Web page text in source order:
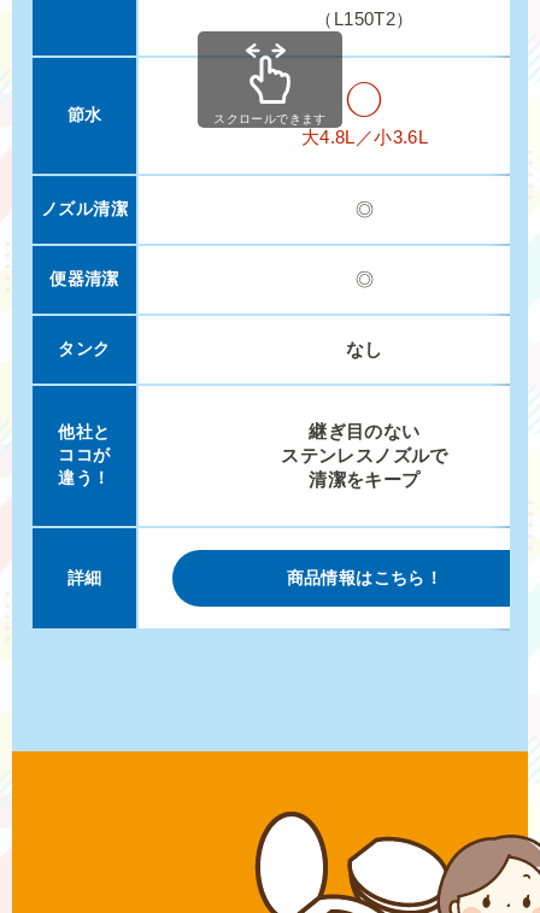
（L150T2）
節水 ◯
大4.8L／小3.6L
ノズル清潔 ◎
便器清潔 ◎
タンク なし
他社と
ココが
違う！
継ぎ目のない
ステンレスノズルで
清潔をキープ
詳細 商品情報はこちら！
スクロールできます